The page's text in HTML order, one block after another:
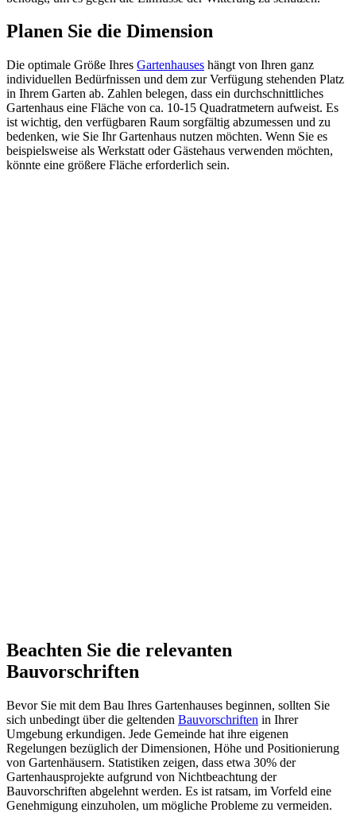
Planen Sie die Dimension
Die optimale Größe Ihres Gartenhauses hängt von Ihren ganz
individuellen Bedürfnissen und dem zur Verfügung stehenden Platz
in Ihrem Garten ab. Zahlen belegen, dass ein durchschnittliches
Gartenhaus eine Fläche von ca. 10-15 Quadratmetern aufweist. Es
ist wichtig, den verfügbaren Raum sorgfältig abzumessen und zu
bedenken, wie Sie Ihr Gartenhaus nutzen möchten. Wenn Sie es
beispielsweise als Werkstatt oder Gästehaus verwenden möchten,
könnte eine größere Fläche erforderlich sein.
Beachten Sie die relevanten
Bauvorschriften
Bevor Sie mit dem Bau Ihres Gartenhauses beginnen, sollten Sie
sich unbedingt über die geltenden Bauvorschriften in Ihrer
Umgebung erkundigen. Jede Gemeinde hat ihre eigenen
Regelungen bezüglich der Dimensionen, Höhe und Positionierung
von Gartenhäusern. Statistiken zeigen, dass etwa 30% der
Gartenhausprojekte aufgrund von Nichtbeachtung der
Bauvorschriften abgelehnt werden. Es ist ratsam, im Vorfeld eine
Genehmigung einzuholen, um mögliche Probleme zu vermeiden.